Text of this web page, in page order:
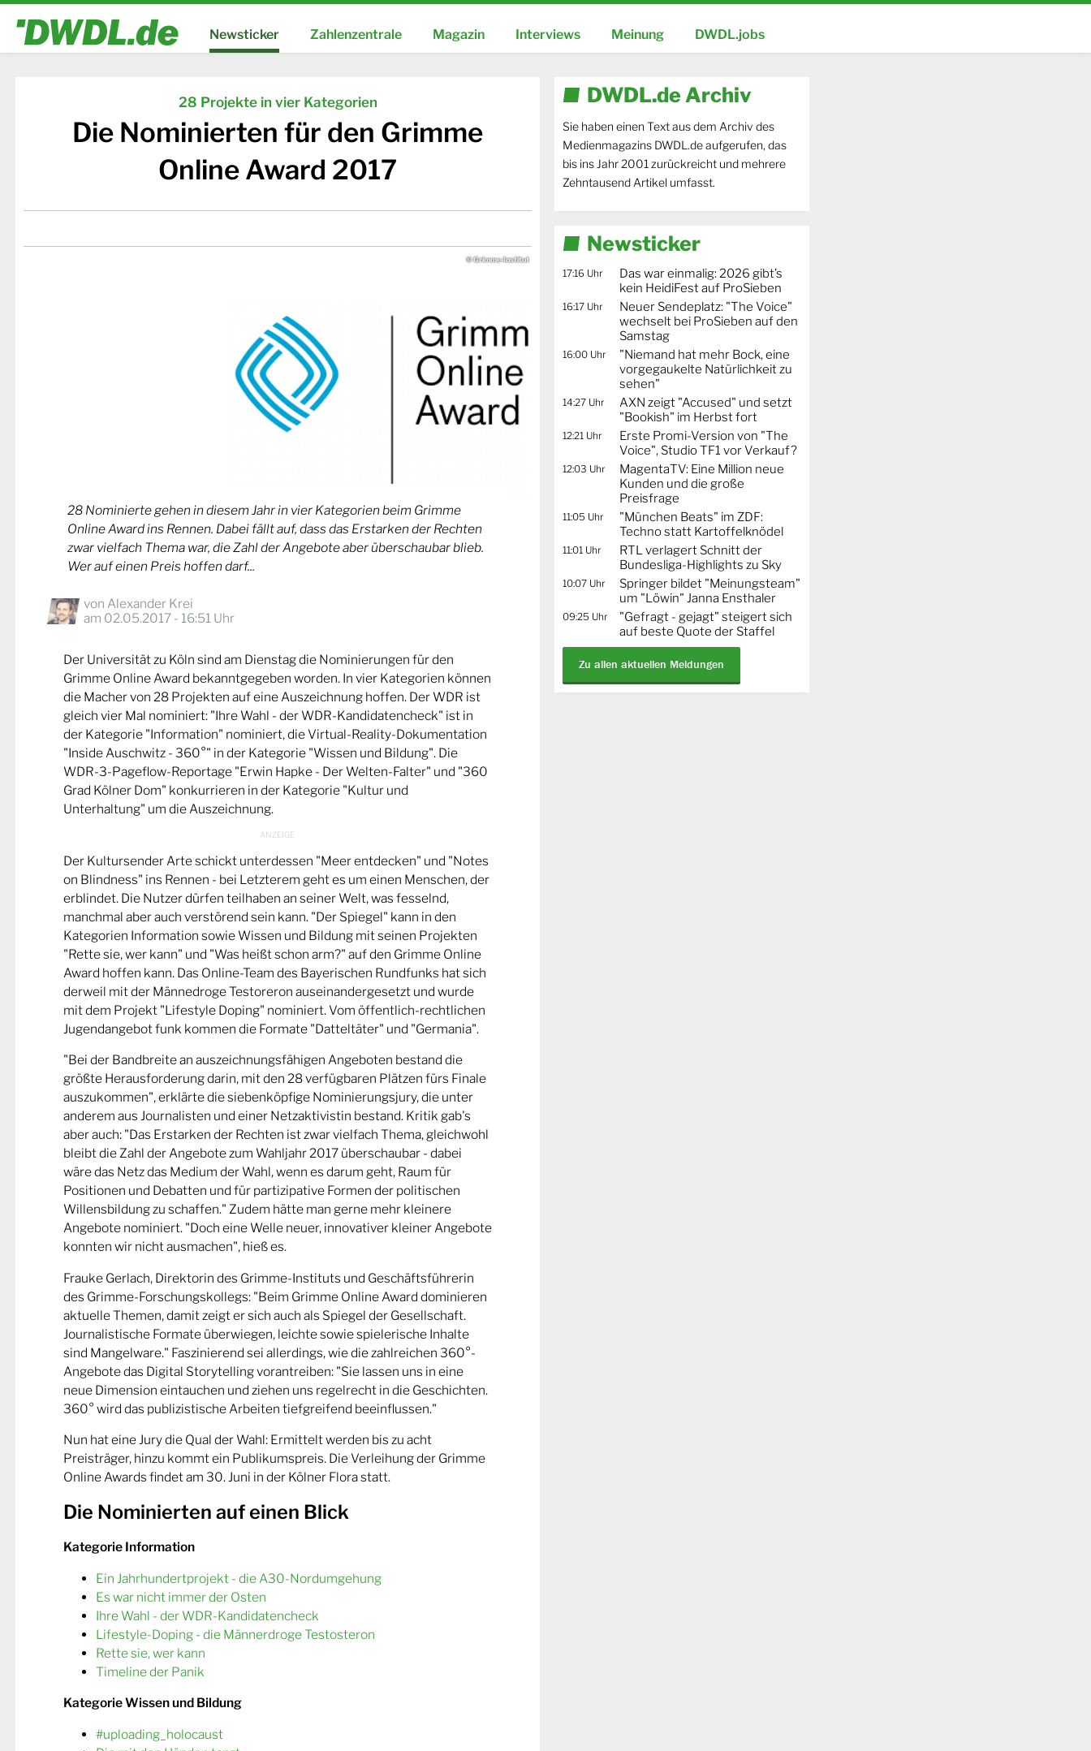
Newsticker Zahlenzentrale Magazin Interviews Meinung DWDL.jobs
28 Projekte in vier Kategorien
Die Nominierten für den Grimme
Online Award 2017
© Grimme-Institut
28 Nominierte gehen in diesem Jahr in vier Kategorien beim Grimme
Online Award ins Rennen. Dabei fällt auf, dass das Erstarken der Rechten
zwar vielfach Thema war, die Zahl der Angebote aber überschaubar blieb.
Wer auf einen Preis hoffen darf...
von Alexander Krei
am 02.05.2017 - 16:51 Uhr
Der Universität zu Köln sind am Dienstag die Nominierungen für den
Grimme Online Award bekanntgegeben worden. In vier Kategorien können
die Macher von 28 Projekten auf eine Auszeichnung hoffen. Der WDR ist
gleich vier Mal nominiert: "Ihre Wahl - der WDR-Kandidatencheck" ist in
der Kategorie "Information" nominiert, die Virtual-Reality-Dokumentation
"Inside Auschwitz - 360°" in der Kategorie "Wissen und Bildung". Die
WDR-3-Pageflow-Reportage "Erwin Hapke - Der Welten-Falter" und "360
Grad Kölner Dom" konkurrieren in der Kategorie "Kultur und
Unterhaltung" um die Auszeichnung.
Der Kultursender Arte schickt unterdessen "Meer entdecken" und "Notes
on Blindness" ins Rennen - bei Letzterem geht es um einen Menschen, der
erblindet. Die Nutzer dürfen teilhaben an seiner Welt, was fesselnd,
manchmal aber auch verstörend sein kann. "Der Spiegel" kann in den
Kategorien Information sowie Wissen und Bildung mit seinen Projekten
"Rette sie, wer kann" und "Was heißt schon arm?" auf den Grimme Online
Award hoffen kann. Das Online-Team des Bayerischen Rundfunks hat sich
derweil mit der Männedroge Testoreron auseinandergesetzt und wurde
mit dem Projekt "Lifestyle Doping" nominiert. Vom öffentlich-rechtlichen
Jugendangebot funk kommen die Formate "Datteltäter" und "Germania".
"Bei der Bandbreite an auszeichnungsfähigen Angeboten bestand die
größte Herausforderung darin, mit den 28 verfügbaren Plätzen fürs Finale
auszukommen", erklärte die siebenköpfige Nominierungsjury, die unter
anderem aus Journalisten und einer Netzaktivistin bestand. Kritik gab's
aber auch: "Das Erstarken der Rechten ist zwar vielfach Thema, gleichwohl
bleibt die Zahl der Angebote zum Wahljahr 2017 überschaubar - dabei
wäre das Netz das Medium der Wahl, wenn es darum geht, Raum für
Positionen und Debatten und für partizipative Formen der politischen
Willensbildung zu schaffen." Zudem hätte man gerne mehr kleinere
Angebote nominiert. "Doch eine Welle neuer, innovativer kleiner Angebote
konnten wir nicht ausmachen", hieß es.
Frauke Gerlach, Direktorin des Grimme-Instituts und Geschäftsführerin
des Grimme-Forschungskollegs: "Beim Grimme Online Award dominieren
aktuelle Themen, damit zeigt er sich auch als Spiegel der Gesellschaft.
Journalistische Formate überwiegen, leichte sowie spielerische Inhalte
sind Mangelware." Faszinierend sei allerdings, wie die zahlreichen 360°-
Angebote das Digital Storytelling vorantreiben: "Sie lassen uns in eine
neue Dimension eintauchen und ziehen uns regelrecht in die Geschichten.
360° wird das publizistische Arbeiten tiefgreifend beeinflussen."
Nun hat eine Jury die Qual der Wahl: Ermittelt werden bis zu acht
Preisträger, hinzu kommt ein Publikumspreis. Die Verleihung der Grimme
Online Awards findet am 30. Juni in der Kölner Flora statt.
Die Nominierten auf einen Blick
Kategorie Information
Ein Jahrhundertprojekt - die A30-Nordumgehung
Es war nicht immer der Osten
Ihre Wahl - der WDR-Kandidatencheck
Lifestyle-Doping - die Männerdroge Testosteron
Rette sie, wer kann
Timeline der Panik
Kategorie Wissen und Bildung
#uploading_holocaust
DWDL.de Archiv
Sie haben einen Text aus dem Archiv des
Medienmagazins DWDL.de aufgerufen, das
bis ins Jahr 2001 zurückreicht und mehrere
Zehntausend Artikel umfasst.
Newsticker
17:16 Uhr
Das war einmalig: 2026 gibt’s
kein HeidiFest auf ProSieben
16:17 Uhr
Neuer Sendeplatz: "The Voice"
wechselt bei ProSieben auf den
Samstag
16:00 Uhr
"Niemand hat mehr Bock, eine
vorgegaukelte Natürlichkeit zu
sehen"
14:27 Uhr
AXN zeigt "Accused" und setzt
"Bookish" im Herbst fort
12:21 Uhr
Erste Promi-Version von "The
Voice", Studio TF1 vor Verkauf?
12:03 Uhr
MagentaTV: Eine Million neue
Kunden und die große
Preisfrage
11:05 Uhr
"München Beats" im ZDF:
Techno statt Kartoffelknödel
11:01 Uhr
RTL verlagert Schnitt der
Bundesliga-Highlights zu Sky
10:07 Uhr
Springer bildet "Meinungsteam"
um "Löwin" Janna Ensthaler
09:25 Uhr
"Gefragt - gejagt" steigert sich
auf beste Quote der Staffel
Zu allen aktuellen Meldungen